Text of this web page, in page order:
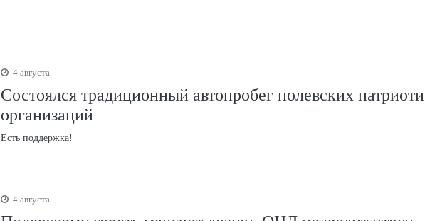
4 августа
Состоялся традиционный автопробег полевских
организаций
Есть поддержка!
4 августа